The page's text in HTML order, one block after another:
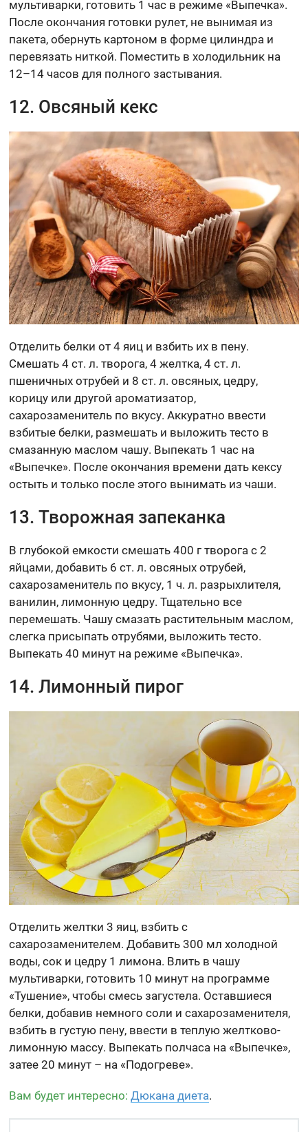
мультиварки, готовить 1 час в режиме «Выпечка».
После окончания готовки рулет, не вынимая из
пакета, обернуть картоном в форме цилиндра и
перевязать ниткой. Поместить в холодильник на
12–14 часов для полного застывания.
12. Овсяный кекс
Отделить белки от 4 яиц и взбить их в пену.
Смешать 4 ст. л. творога, 4 желтка, 4 ст. л.
пшеничных отрубей и 8 ст. л. овсяных, цедру,
корицу или другой ароматизатор,
сахарозаменитель по вкусу. Аккуратно ввести
взбитые белки, размешать и выложить тесто в
смазанную маслом чашу. Выпекать 1 час на
«Выпечке». После окончания времени дать кексу
остыть и только после этого вынимать из чаши.
13. Творожная запеканка
В глубокой емкости смешать 400 г творога с 2
яйцами, добавить 6 ст. л. овсяных отрубей,
сахарозаменитель по вкусу, 1 ч. л. разрыхлителя,
ванилин, лимонную цедру. Тщательно все
перемешать. Чашу смазать растительным маслом,
слегка присыпать отрубями, выложить тесто.
Выпекать 40 минут на режиме «Выпечка».
14. Лимонный пирог
Отделить желтки 3 яиц, взбить с
сахарозаменителем. Добавить 300 мл холодной
воды, сок и цедру 1 лимона. Влить в чашу
мультиварки, готовить 10 минут на программе
«Тушение», чтобы смесь загустела. Оставшиеся
белки, добавив немного соли и сахарозаменителя,
взбить в густую пену, ввести в теплую желтково-
лимонную массу. Выпекать полчаса на «Выпечке»,
затее 20 минут – на «Подогреве».
Вам будет интересно: Дюкана диета.